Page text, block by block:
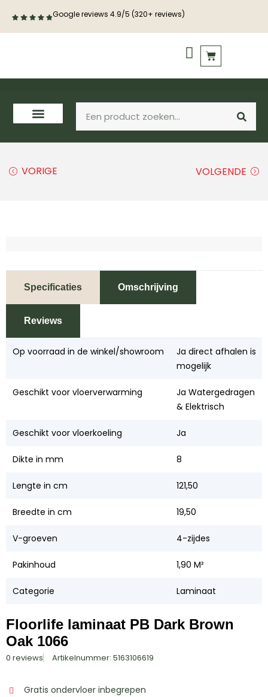
Google reviews 4.9/5 (320+ reviews)
VORIGE VOLGENDE
Specificaties Omschrijving
Reviews
Op voorraad in de winkel/showroom
Ja direct afhalen is
mogelijk
Geschikt voor vloerverwarming
Ja Watergedragen
& Elektrisch
Geschikt voor vloerkoeling Ja
Dikte in mm 8
Lengte in cm 121,50
Breedte in cm 19,50
V-groeven 4-zijdes
Pakinhoud 1,90 M²
Categorie Laminaat
Floorlife laminaat PB Dark Brown
Oak 1066
0 reviews Artikelnummer: 5163106619
Gratis ondervloer inbegrepen